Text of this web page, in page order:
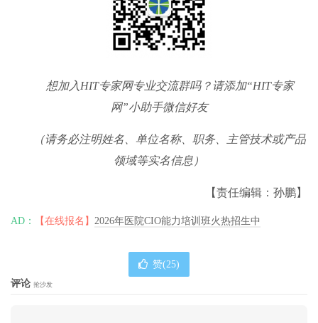
想加入HIT专家网专业交流群吗？请添加“HIT专家
网”小助手微信好友
（请务必注明姓名、单位名称、职务、主管技术或产品
领域等实名信息）
【责任编辑：孙鹏】
AD： 【在线报名】 2026年医院CIO能力培训班火热招生中
赞(25)
评论 抢沙发